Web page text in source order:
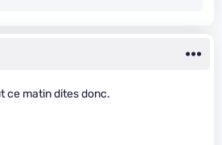
ce matin dites donc.